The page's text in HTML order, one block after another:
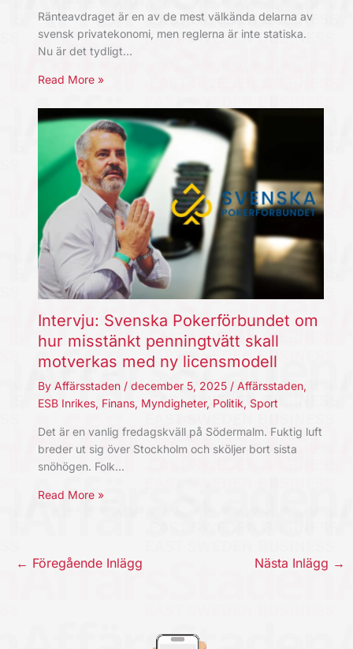
Ränteavdraget är en av de mest välkända delarna av
svensk privatekonomi, men reglerna är inte statiska.
Nu är det tydligt…
Read More »
Intervju: Svenska Pokerförbundet om
hur misstänkt penningtvätt skall
motverkas med ny licensmodell
By Affärsstaden / december 5, 2025 / Affärsstaden,
ESB Inrikes, Finans, Myndigheter, Politik, Sport
Det är en vanlig fredagskväll på Södermalm. Fuktig luft
breder ut sig över Stockholm och sköljer bort sista
snöhögen. Folk…
Read More »
← Föregående Inlägg Nästa Inlägg →